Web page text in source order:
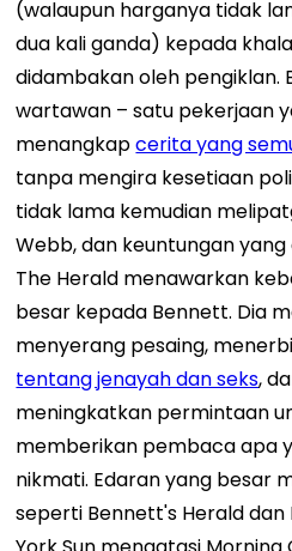
(walaupun harganya tidak
dua kali ganda) kepada
didambakan oleh pengiklan.
wartawan – satu pekerjaan
menangkapcerita yang
tanpa mengira kesetiaan
tidak lama kemudian
Webb, dan keuntungan
The Herald menawarkan
besar kepada Bennett. Dia
menyerang pesaing,
tentang jenayah dan seks,
meningkatkan permintaan
memberikan pembaca apa
nikmati. Edaran yang besar
seperti Bennett's Herald dan